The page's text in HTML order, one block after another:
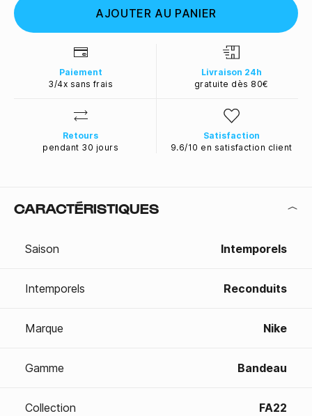
AJOUTER AU PANIER
Paiement
3/4x sans frais
Livraison 24h
gratuite dès 80€
Retours
pendant 30 jours
Satisfaction
9.6/10 en satisfaction client
CARACTÉRISTIQUES
Saison Intemporels
Intemporels Reconduits
Marque Nike
Gamme Bandeau
Collection FA22